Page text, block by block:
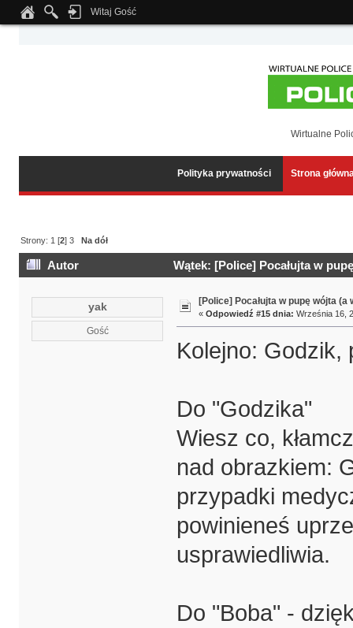
Notice: Undefined index: tapatalk_body_hook in
Witaj Gość
Wirtualne
Polityka prywatności Strona
Strony: 1 [2]3 Na dół
Autor Wątek: [Police] Pocałujta w
yak
Gość
[Police] Pocałujta w pupę wójta (a
« Odpowiedź #15 dnia: Września 16,
Kolejno: Godzik,
Do "Godzika"
Wiesz co,
nad obrazkiem:
przypadki
powinieneś
usprawiedliwia.
Do "Boba" -